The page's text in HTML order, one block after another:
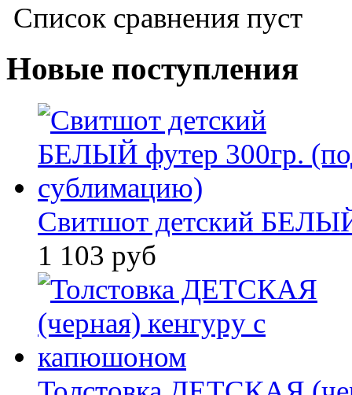
Список сравнения пуст
Новые поступления
Свитшот детский
1 103 руб